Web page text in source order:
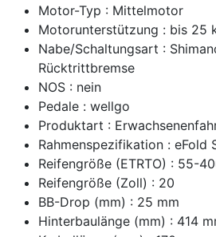
Motor-Typ : Mittelmotor
Motorunterstützung : bis 25
Nabe/Schaltungsart :
Rücktrittbremse
NOS : nein
Pedale : wellgo
Produktart :
Rahmenspezifikation : eFold
Reifengröße (ETRTO) : 55-
Reifengröße (Zoll) : 20
BB-Drop (mm) : 25 mm
Hinterbaulänge (mm) : 414